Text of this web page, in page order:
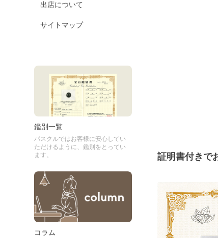
出店について
サイトマップ
鑑別一覧
パスクルではお客様に安心してい
ただけるように、鑑別をとってい
ます。
コラム
証明書付きで